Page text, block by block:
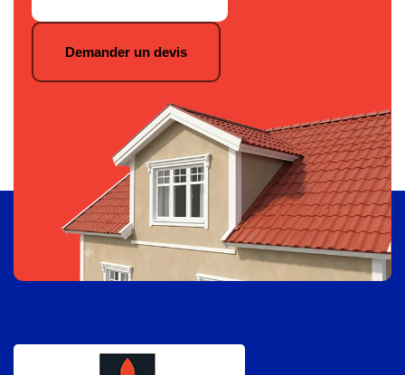
Demander un devis